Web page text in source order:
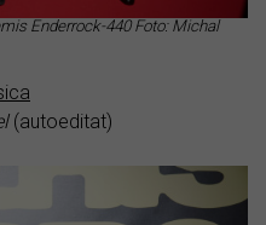
Enderrock-440 Foto: Michal
(autoeditat)